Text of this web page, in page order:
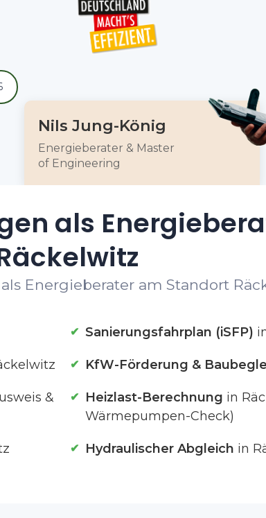
Nils Jung-König
Energieberater & Master
of Engineering
als
Energieberater am Standort
Sanierungsfahrplan (iSFP)
KfW-Förderung &
&
Heizlast-Berechnung in
Wärmepumpen-Check)
Hydraulischer Abgleich in